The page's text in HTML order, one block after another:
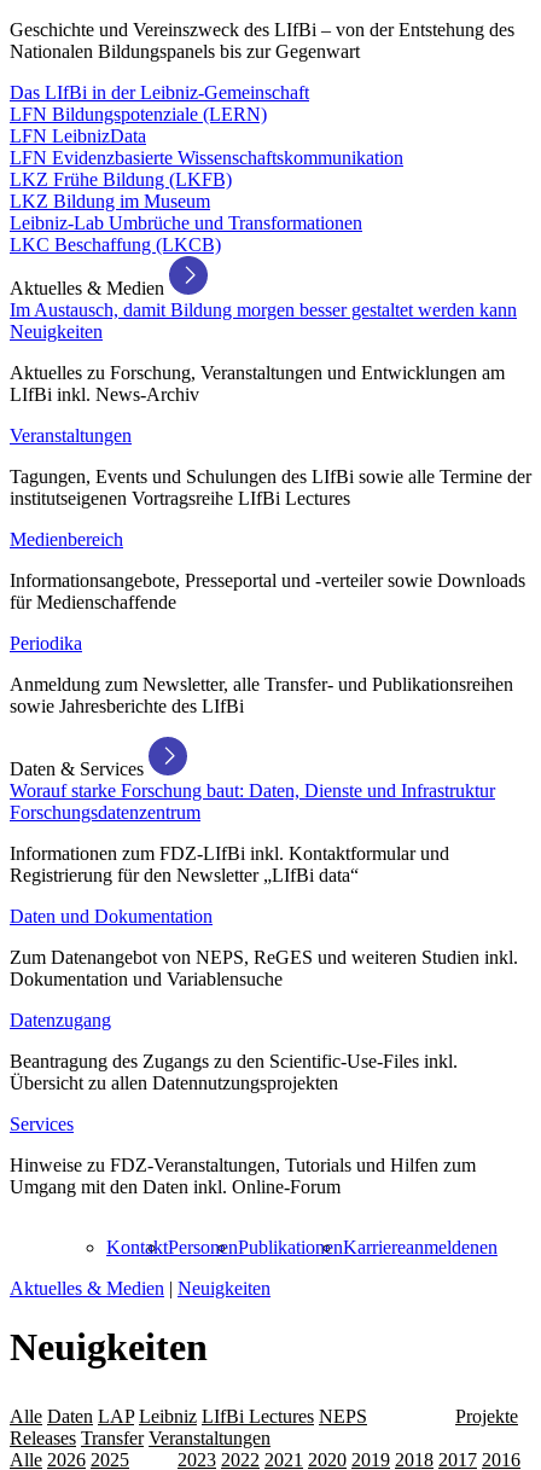
Geschichte und Vereinszweck des LIfBi – von der Entstehung des
Nationalen Bildungspanels bis zur Gegenwart
Das LIfBi in der Leibniz-Gemeinschaft
LFN Bildungspotenziale (LERN)
LFN LeibnizData
LFN Evidenzbasierte Wissenschaftskommunikation
LKZ Frühe Bildung (LKFB)
LKZ Bildung im Museum
Leibniz-Lab Umbrüche und Transformationen
LKC Beschaffung (LKCB)
Aktuelles & Medien
Im Austausch, damit Bildung morgen besser gestaltet werden kann
Neuigkeiten
Aktuelles zu Forschung, Veranstaltungen und Entwicklungen am
LIfBi inkl. News-Archiv
Veranstaltungen
Tagungen, Events und Schulungen des LIfBi sowie alle Termine der
institutseigenen Vortragsreihe LIfBi Lectures
Medienbereich
Informationsangebote, Presseportal und -verteiler sowie Downloads
für Medienschaffende
Periodika
Anmeldung zum Newsletter, alle Transfer- und Publikationsreihen
sowie Jahresberichte des LIfBi
Daten & Services
Worauf starke Forschung baut: Daten, Dienste und Infrastruktur
Forschungsdatenzentrum
Informationen zum FDZ-LIfBi inkl. Kontaktformular und
Registrierung für den Newsletter „LIfBi data“
Daten und Dokumentation
Zum Datenangebot von NEPS, ReGES und weiteren Studien inkl.
Dokumentation und Variablensuche
Datenzugang
Beantragung des Zugangs zu den Scientific-Use-Files inkl.
Übersicht zu allen Datennutzungsprojekten
Services
Hinweise zu FDZ-Veranstaltungen, Tutorials und Hilfen zum
Umgang mit den Daten inkl. Online-Forum
KontaktPersonenPublikationenKarriereanmeldenen
Aktuelles & Medien | Neuigkeiten
Neuigkeiten
Alle Daten LAP Leibniz LIfBi Lectures NEPS
Projekte
Releases Transfer Veranstaltungen
Alle 2026 2025 2023 2022 2021 2020 2019 2018 2017 2016